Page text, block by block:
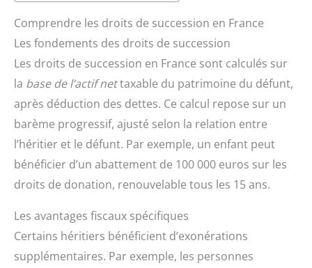
Comprendre les droits de succession en France
Les fondements des droits de succession
Les droits de succession en France sont calculés sur
la base de l’actif nettaxable du patrimoine du défunt,
après déduction des dettes. Ce calcul repose sur un
barème progressif, ajusté selon la relation entre
l’héritier et le défunt. Par exemple, un enfant peut
bénéficier d’un abattement de 100 000 euros sur les
droits de donation, renouvelable tous les 15 ans.
Les avantages fiscaux spécifiques
Certains héritiers bénéficient d’exonérations
supplémentaires. Par exemple, les personnes